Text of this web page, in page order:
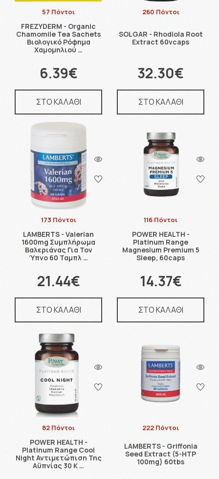
57 Πόντοι
FREZYDERM - Organic
Chamomile Tea Sachets
Βιολογικό Ρόφημα
Χαμομηλιού …
6.39€
ΣΤΟ ΚΑΛΑΘΙ
260 Πόντοι
SOLGAR - Rhodiola Root
Extract 60vcaps
32.30€
ΣΤΟ ΚΑΛΑΘΙ
173 Πόντοι
LAMBERTS - Valerian
1600mg Συμπλήρωμα
Βαλεριάνας Για Τον
Ύπνο 60 Ταμπλ …
21.44€
ΣΤΟ ΚΑΛΑΘΙ
116 Πόντοι
POWER HEALTH -
Platinum Range
Magnesium Premium 5
Sleep, 60caps
14.37€
ΣΤΟ ΚΑΛΑΘΙ
82 Πόντοι
POWER HEALTH -
Platinum Range Cool
Night Αντιμετώπιση Της
Αϋπνίας 30 Κ …
222 Πόντοι
LAMBERTS - Griffonia
Seed Extract (5-HTP
100mg) 60tbs